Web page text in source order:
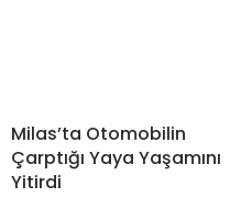
Milas’ta Otomobilin
Çarptığı Yaya Yaşamını
Yitirdi